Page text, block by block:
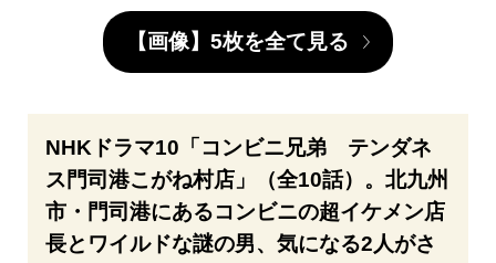
【画像】5枚を全て見る
NHKドラマ10「コンビニ兄弟 テンダネ
ス門司港こがね村店」（全10話）。北九州
市・門司港にあるコンビニの超イケメン店
長とワイルドな謎の男、気になる2人がさ